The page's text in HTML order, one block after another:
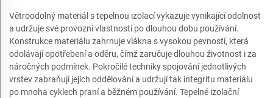
Větroodolný materiál s tepelnou izolací vykazuje vynikající odolnost
a udržuje své provozní vlastnosti po dlouhou dobu používání.
Konstrukce materiálu zahrnuje vlákna s vysokou pevností, která
odolávají opotřebení a oděru, čímž zaručuje dlouhou životnost i za
náročných podmínek. Pokročilé techniky spojování jednotlivých
vrstev zabraňují jejich oddělování a udržují tak integritu materiálu
po mnoha cyklech praní a běžném používání. Tepelné izolační